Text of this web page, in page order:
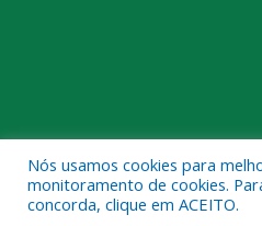
Todos os
Nós usamos cookies para
monitoramento de cookies.
concorda, clique em ACEITO.